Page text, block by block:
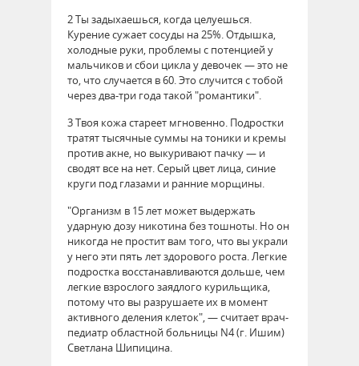
2 Ты задыхаешься, когда целуешься.
Курение сужает сосуды на 25%. Отдышка,
холодные руки, проблемы с потенцией у
мальчиков и сбои цикла у девочек — это не
то, что случается в 60. Это случится с тобой
через два-три года такой "романтики".
3 Твоя кожа стареет мгновенно. Подростки
тратят тысячные суммы на тоники и кремы
против акне, но выкуривают пачку — и
сводят все на нет. Серый цвет лица, синие
круги под глазами и ранние морщины.
"Организм в 15 лет может выдержать
ударную дозу никотина без тошноты. Но он
никогда не простит вам того, что вы украли
у него эти пять лет здорового роста. Легкие
подростка восстанавливаются дольше, чем
легкие взрослого заядлого курильщика,
потому что вы разрушаете их в момент
активного деления клеток", — считает врач-
педиатр областной больницы N4 (г. Ишим)
Светлана Шипицина.